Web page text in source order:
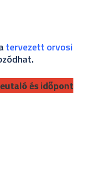
tervezett orvosi
és időpont